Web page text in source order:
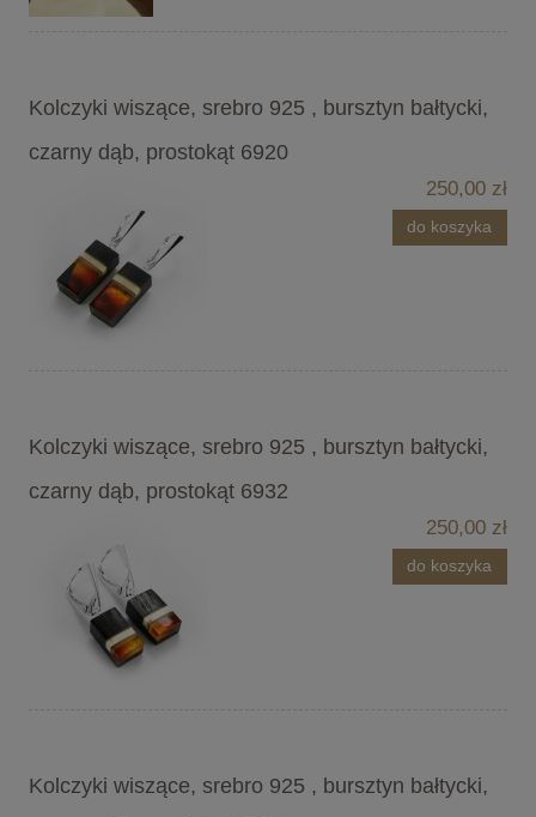
Kolczyki wiszące, srebro 925 , bursztyn bałtycki,
czarny dąb, prostokąt 6920
250,00 zł
do koszyka
Kolczyki wiszące, srebro 925 , bursztyn bałtycki,
czarny dąb, prostokąt 6932
250,00 zł
do koszyka
Kolczyki wiszące, srebro 925 , bursztyn bałtycki,